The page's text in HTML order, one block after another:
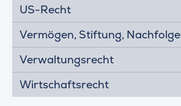
US-Recht
Vermögen, Stiftung, Nachfolge
Verwaltungsrecht
Wirtschaftsrecht